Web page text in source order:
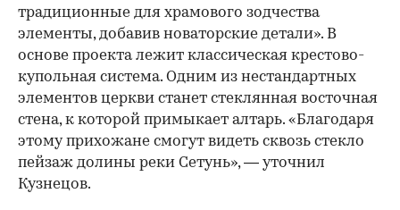
00:00 / 00:00
традиционные для храмового зодчества
элементы, добавив новаторские детали». В
основе проекта лежит классическая крестово-
купольная система. Одним из нестандартных
элементов церкви станет стеклянная восточная
стена, к которой примыкает алтарь. «Благодаря
этому прихожане смогут видеть сквозь стекло
пейзаж долины реки Сетунь», — уточнил
Кузнецов.